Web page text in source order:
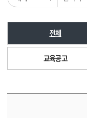
전체
교육공고